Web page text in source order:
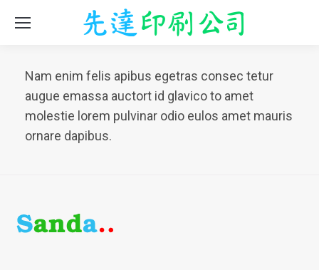
Nam enim felis apibus egetras consec tetur
augue emassa auctort id glavico to amet
molestie lorem pulvinar odio eulos amet mauris
ornare dapibus.